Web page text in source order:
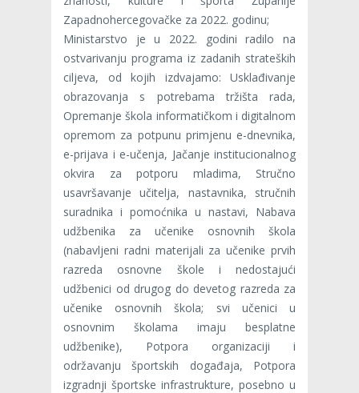
Zapadnohercegovačke za 2022. godinu;
Ministarstvo je u 2022. godini radilo na
ostvarivanju programa iz zadanih strateških
ciljeva, od kojih izdvajamo: Usklađivanje
obrazovanja s potrebama tržišta rada,
Opremanje škola informatičkom i digitalnom
opremom za potpunu primjenu e-dnevnika,
e-prijava i e-učenja, Jačanje institucionalnog
okvira za potporu mladima, Stručno
usavršavanje učitelja, nastavnika, stručnih
suradnika i pomoćnika u nastavi, Nabava
udžbenika za učenike osnovnih škola
(nabavljeni radni materijali za učenike prvih
razreda osnovne škole i nedostajući
udžbenici od drugog do devetog razreda za
učenike osnovnih škola; svi učenici u
osnovnim školama imaju besplatne
udžbenike), Potpora organizaciji i
održavanju športskih događaja, Potpora
izgradnji športske infrastrukture, posebno u